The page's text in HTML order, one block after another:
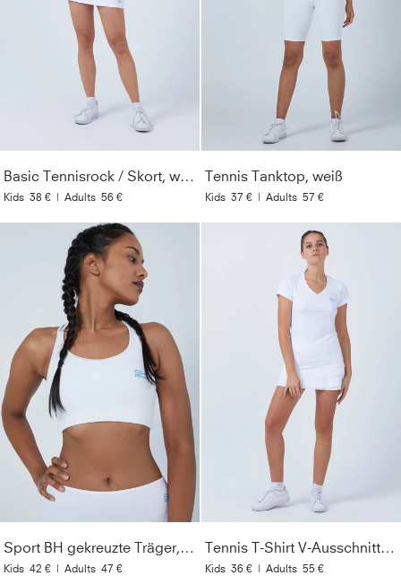
Basic Tennisrock / Skort, weiß
Kids 38 € | Adults 56 €
Tennis Tanktop, weiß
Kids 37 € | Adults 57 €
Sport BH gekreuzte Träger, weiß
Kids 42 € | Adults 47 €
Tennis T-Shirt V-Ausschnitt Damen & Mädchen, weiß
Kids 36 € | Adults 55 €